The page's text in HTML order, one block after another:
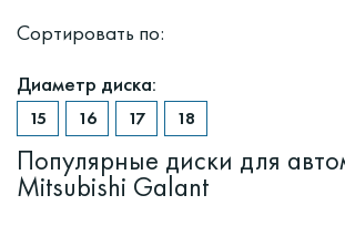
Сортировать по:
Диаметр диска:
Популярные диски для
Mitsubishi Galant